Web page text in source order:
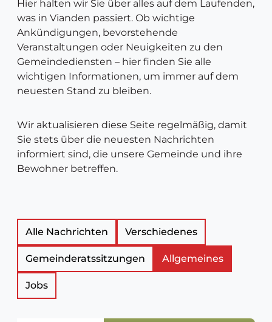
Hier halten wir Sie über alles auf dem Laufenden,
was in Vianden passiert. Ob wichtige
Ankündigungen, bevorstehende
Veranstaltungen oder Neuigkeiten zu den
Gemeindediensten – hier finden Sie alle
wichtigen Informationen, um immer auf dem
neuesten Stand zu bleiben.
Wir aktualisieren diese Seite regelmäßig, damit
Sie stets über die neuesten Nachrichten
informiert sind, die unsere Gemeinde und ihre
Bewohner betreffen.
Liste
der
Neuigkeitsartikel
Alle Nachrichten Verschiedenes
Gemeinderatssitzungen Allgemeines
Jobs